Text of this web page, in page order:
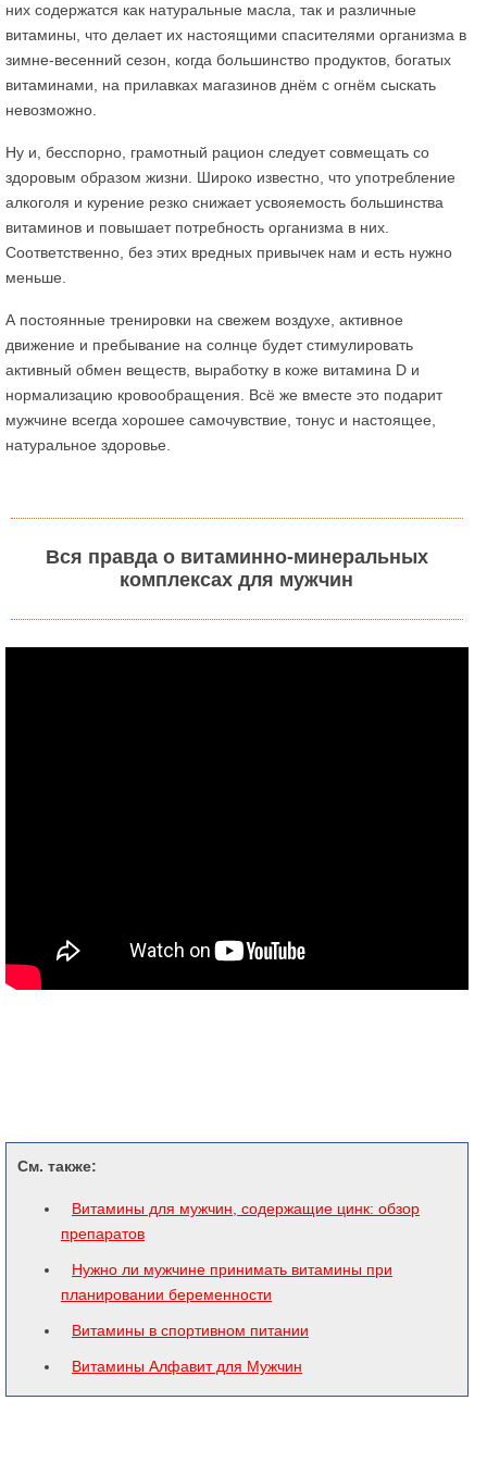
них содержатся как натуральные масла, так и различные
витамины, что делает их настоящими спасителями организма в
зимне-весенний сезон, когда большинство продуктов, богатых
витаминами, на прилавках магазинов днём с огнём сыскать
невозможно.
Ну и, бесспорно, грамотный рацион следует совмещать со
здоровым образом жизни. Широко известно, что употребление
алкоголя и курение резко снижает усвояемость большинства
витаминов и повышает потребность организма в них.
Соответственно, без этих вредных привычек нам и есть нужно
меньше.
А постоянные тренировки на свежем воздухе, активное
движение и пребывание на солнце будет стимулировать
активный обмен веществ, выработку в коже витамина D и
нормализацию кровообращения. Всё же вместе это подарит
мужчине всегда хорошее самочувствие, тонус и настоящее,
натуральное здоровье.
Вся правда о витаминно-минеральных
комплексах для мужчин
См. также:
Витамины для мужчин, содержащие цинк: обзор
препаратов
Нужно ли мужчине принимать витамины при
планировании беременности
Витамины в спортивном питании
Витамины Алфавит для Мужчин